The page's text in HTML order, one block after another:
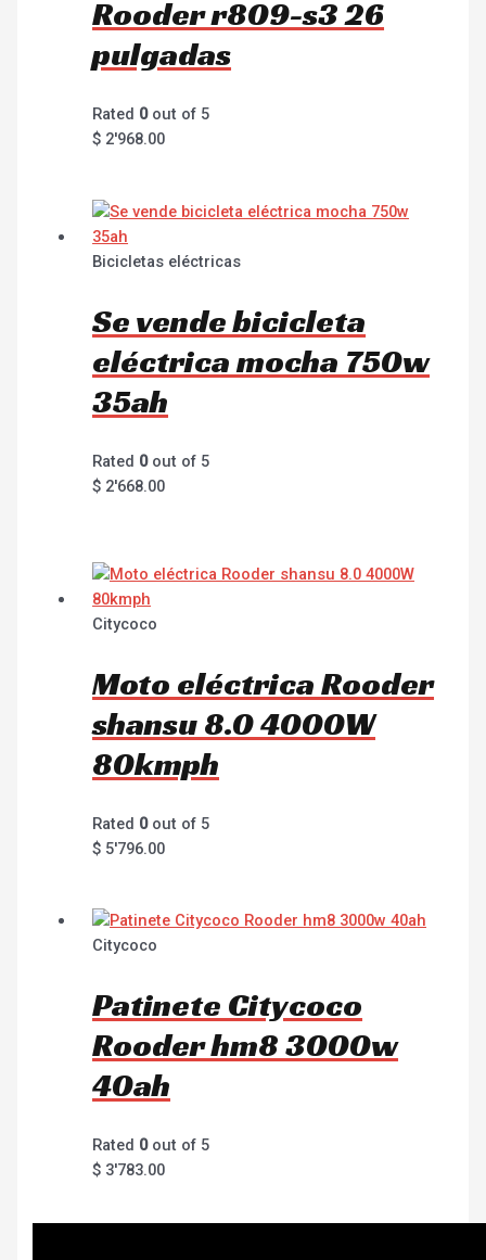
Rooder r809-s3 26
pulgadas
Rated 0out of 5
$ 2'968.00
Bicicletas eléctricas
Se vende bicicleta
eléctrica mocha 750w
35ah
Rated 0out of 5
$ 2'668.00
Citycoco
Moto eléctrica Rooder
shansu 8.0 4000W
80kmph
Rated 0out of 5
$ 5'796.00
Citycoco
Patinete Citycoco
Rooder hm8 3000w
40ah
Rated 0out of 5
$ 3'783.00